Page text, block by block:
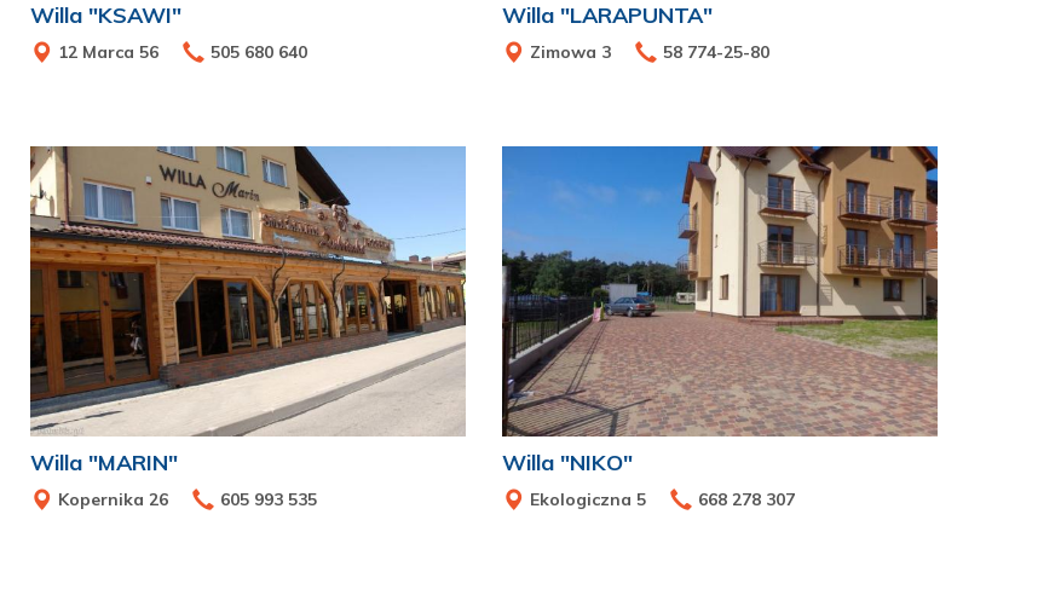
Willa "KSAWI"
12 Marca 56 505 680 640
Willa "LARAPUNTA"
Zimowa 3 58 774-25-80
Willa "MARIN"
Kopernika 26 605 993 535
Willa "NIKO"
Ekologiczna 5 668 278 307